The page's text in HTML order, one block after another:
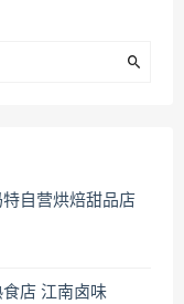
特自营烘焙甜品店
店 江南卤味